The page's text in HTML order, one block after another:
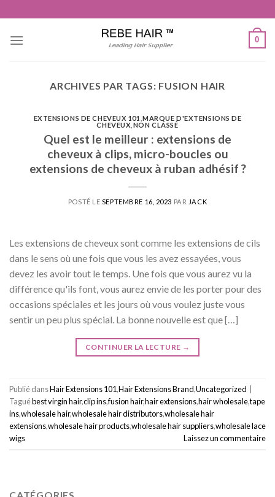
au
contenu
0
ARCHIVES PAR TAGS: FUSION HAIR
EXTENSIONS DE CHEVEUX 101 ,MARQUE D'EXTENSIONS DE
CHEVEUX NON CLASSÉ
Quel est le meilleur : extensions de
cheveux à clips, micro-boucles ou
extensions de cheveux à ruban adhésif ?
POSTÉ LE SEPTEMBRE 16, 2023 PAR JACK
Les extensions de cheveux sont comme les extensions de cils
dans le sens où une fois que vous les avez essayées, vous
devez les avoir tout le temps. Une fois que vous aurez vu la
différence qu'ils font, vous aurez envie de les porter pour des
occasions spéciales et les jours où vous voulez juste vous
sentir un peu plus spécial. La bonne nouvelle est que […]
CONTINUER LA LECTURE →
Publié dansHair Extensions 101,Hair Extensions Brand,Uncategorized
Taguébest virgin hair,clip ins,fusion hair,hair extensions,hair wholesale,tape
ins,wholesale hair,wholesale hair distributors,wholesale hair
extensions,wholesale hair products,wholesale hair suppliers,wholesale lace
wigs
Laissez un commentaire
CATÉGORIES